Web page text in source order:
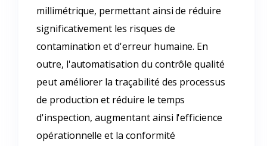
millimétrique, permettant ainsi de réduire
significativement les risques de
contamination et d'erreur humaine. En
outre, l'automatisation du contrôle qualité
peut améliorer la traçabilité des processus
de production et réduire le temps
d'inspection, augmentant ainsi l'efficience
opérationnelle et la conformité